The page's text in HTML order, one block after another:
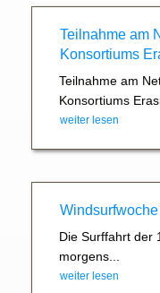
Teilnahme am
Konsortiums
Teilnahme am
Konsortiums
weiter lesen
Die Surffahrt der
morgens...
weiter lesen